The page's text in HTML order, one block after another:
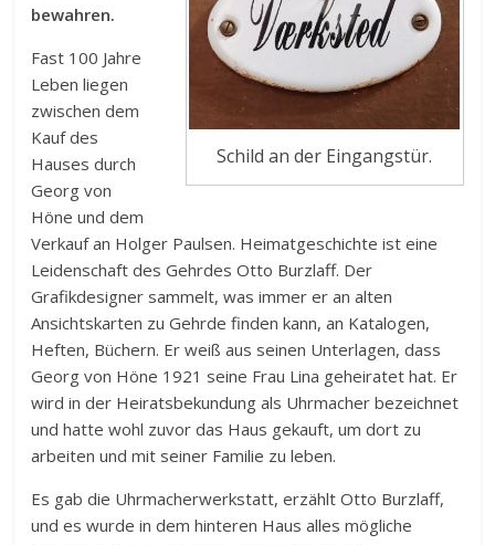
Schild an der Eingangstür.
bewahren.
Fast 100 Jahre
Leben liegen
zwischen dem
Kauf des
Hauses durch
Georg von
Höne und dem
Verkauf an Holger Paulsen. Heimatgeschichte ist eine
Leidenschaft des Gehrdes Otto Burzlaff. Der
Grafikdesigner sammelt, was immer er an alten
Ansichtskarten zu Gehrde finden kann, an Katalogen,
Heften, Büchern. Er weiß aus seinen Unterlagen, dass
Georg von Höne 1921 seine Frau Lina geheiratet hat. Er
wird in der Heiratsbekundung als Uhrmacher bezeichnet
und hatte wohl zuvor das Haus gekauft, um dort zu
arbeiten und mit seiner Familie zu leben.
Es gab die Uhrmacherwerkstatt, erzählt Otto Burzlaff,
und es wurde in dem hinteren Haus alles mögliche